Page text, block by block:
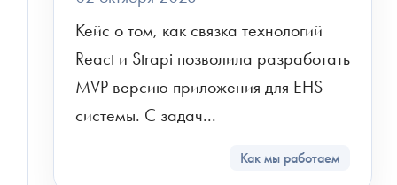
Кейс о том, как связка технологий
React и Strapi позволила разработать
MVP версию приложения для EHS-
системы. С задач...
Как мы работаем